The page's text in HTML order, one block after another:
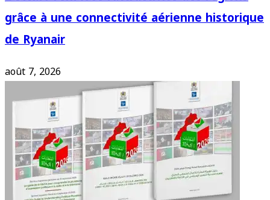
grâce à une connectivité aérienne historique
de Ryanair
août 7, 2026